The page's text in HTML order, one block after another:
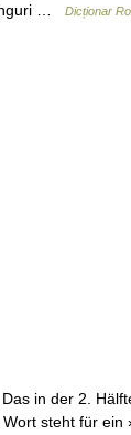
…
Dicționar
in der 2.
steht für ein